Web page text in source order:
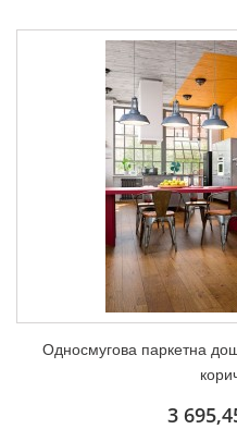
Односмугова паркетна
3